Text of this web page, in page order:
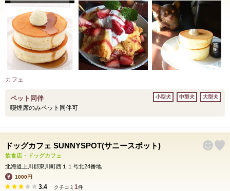
カフェ
ペット同伴
喫煙席のみペット同伴可
小型犬 中型犬 大型犬
ドッグカフェ SUNNYSPOT(サニースポット)
飲食店・ドッグカフェ
北海道上川郡東川町西１１号北24番地
1000円
3.4 クチコミ 1件